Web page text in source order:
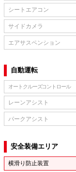
シートエアコン
サイドカメラ
エアサスペンション
自動運転
オートクルーズコントロール
レーンアシスト
パークアシスト
安全装備エリア
横滑り防止装置